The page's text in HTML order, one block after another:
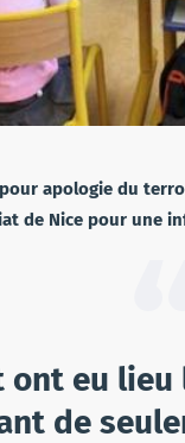
apologie du
de Nice pour une
ont eu
de